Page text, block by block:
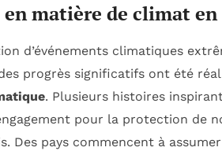
en matière de climat
d’événements climatiques
progrès significatifs ont été
. Plusieurs histoires
pour la protection de
Des pays commencent à